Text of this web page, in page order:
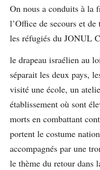
On nous a conduits à la
l’Office de secours et
les réfugiés du JONUL
le drapeau israélien au
séparait les deux pays,
visité une école, un
établissement où sont
morts en combattant
portent le costume
accompagnés par une
le thème du retour dans